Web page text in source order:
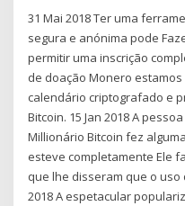
31 Mai 2018 Ter uma
segura e anónima pode
permitir uma inscrição
de doação Monero
calendário criptografado e
Bitcoin. 15 Jan 2018 A
Millionário Bitcoin fez
esteve completamente Ele
que lhe disseram que o
2018 A espetacular